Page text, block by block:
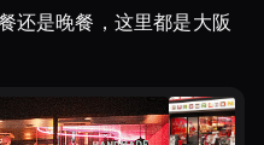
还是晚餐，这里都是大阪